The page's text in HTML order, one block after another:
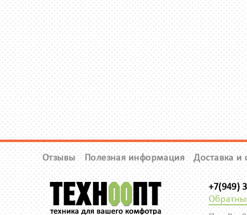
Отзывы Полезная информация Доставка и
+7(949)